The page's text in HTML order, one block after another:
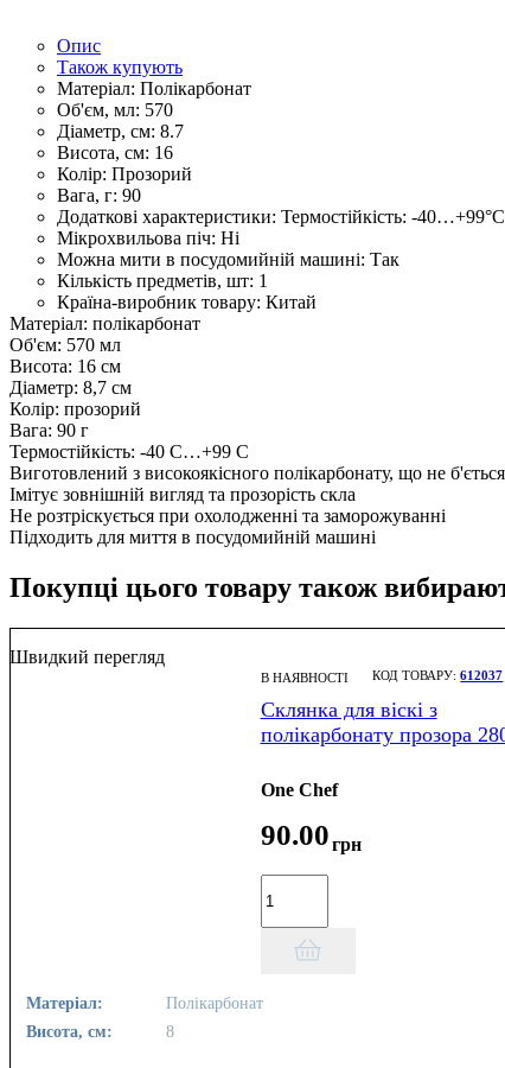
Опис
Також купують
Матеріал: Полікарбонат
Об'єм, мл: 570
Діаметр, см: 8.7
Висота, см: 16
Колір: Прозорий
Вага, г: 90
Додаткові характеристики: Термостійкість: -40…+99°С
Мікрохвильова піч: Ні
Можна мити в посудомийній машині: Так
Кількість предметів, шт: 1
Країна-виробник товару: Китай
Матеріал: полікарбонат
Об'єм: 570 мл
Висота: 16 см
Діаметр: 8,7 см
Колір: прозорий
Вага: 90 г
Термостійкість: -40 С…+99 С
Виготовлений з високоякісного полікарбонату, що не б'ється
Імітує зовнішній вигляд та прозорість скла
Не розтріскується при охолодженні та заморожуванні
Підходить для миття в посудомийній машині
Покупці цього товару також
Швидкий перегляд
В НАЯВНОСТІ 612037
Склянка для віскі з
полікарбонату прозора
One Chef
90.00грн
Матеріал:
Полікарбонат
Висота, см:
8